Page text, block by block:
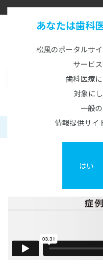
動画ライブラリー
【メルサージュ プロ AP
動画ライブラリーMENU
あなたは歯科
松風のポータルサ
サービス
歯科医療
対象に
一般
情報提供サイ
はい